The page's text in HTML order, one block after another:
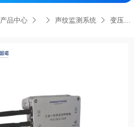
产品中心 声纹监测系统 变压器声纹监测系统-高灵敏度